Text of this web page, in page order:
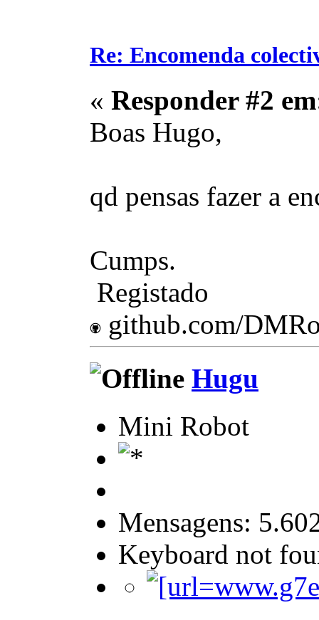
Re: Encomenda
« Responder #2
Boas Hugo,
qd pensas fazer a
Cumps.
Registado
github.com/
Hugu
Mini Robot
Mensagens:
Keyboard not